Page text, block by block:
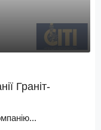
Граніт-